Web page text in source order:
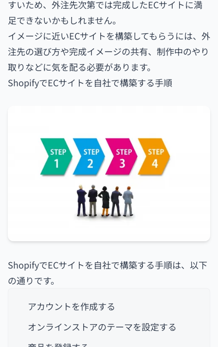
すいため、外注先次第では完成したECサイトに満
足できないかもしれません。
イメージに近いECサイトを構築してもらうには、外
注先の選び方や完成イメージの共有、制作中のやり
取りなどに気を配る必要があります。
ShopifyでECサイトを自社で構築する手順
ShopifyでECサイトを自社で構築する手順は、以下
の通りです。
アカウントを作成する
オンラインストアのテーマを設定する